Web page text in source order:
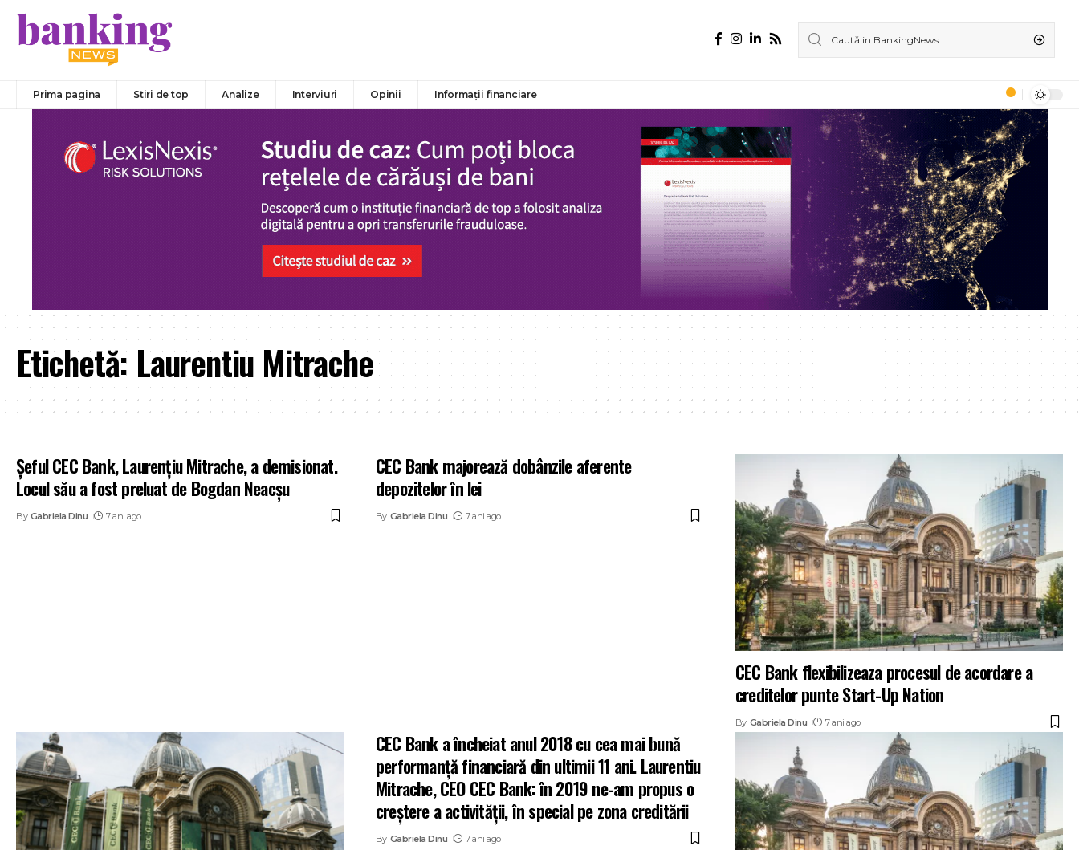
Prima pagina Stiri de top Analize Interviuri Opinii Informații financiare
Etichetă: Laurentiu Mitrache
Șeful CEC Bank, Laurențiu Mitrache, a demisionat.
Locul său a fost preluat de Bogdan Neacșu
By Gabriela Dinu 7 ani ago
CEC Bank majorează dobânzile aferente
depozitelor în lei
By Gabriela Dinu 7 ani ago
CEC Bank flexibilizeaza procesul de acordare a
creditelor punte Start-Up Nation
By Gabriela Dinu 7 ani ago
CEC Bank a încheiat anul 2018 cu cea mai bună
performanță financiară din ultimii 11 ani. Laurentiu
Mitrache, CEO CEC Bank: în 2019 ne-am propus o
creștere a activității, în special pe zona creditării
By Gabriela Dinu 7 ani ago